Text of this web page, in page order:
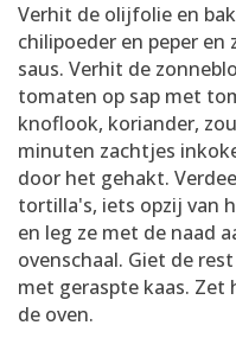
Verhit de olijfolie en
chilipoeder en peper
saus. Verhit de
tomaten op sap met
knoflook, koriander,
minuten zachtjes
door het gehakt.
tortilla's, iets opzij van
en leg ze met de naad
ovenschaal. Giet de
met geraspte kaas. Zet
de oven.